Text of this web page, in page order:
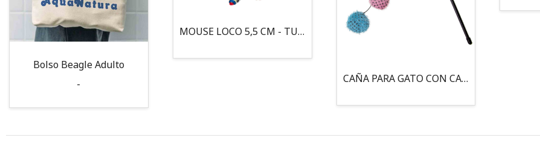
Bolso Beagle Adulto
-
MOUSE LOCO 5,5 CM - TUBO
CAÑA PARA GATO CON CASCABEL, 3 PELOTAS CON CATNIP